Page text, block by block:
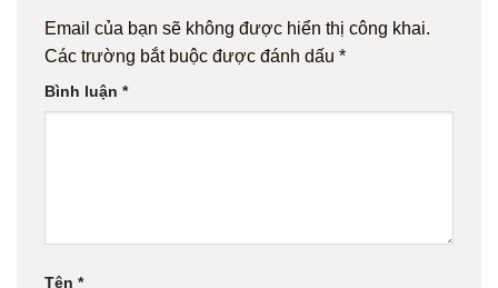
Email của bạn sẽ không được hiển thị công khai.
Các trường bắt buộc được đánh dấu *
Bình luận *
Tên *